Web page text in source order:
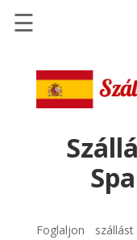
Szállások
Szállásinfo.eu
Repülőjegy
☰
Foglaljon